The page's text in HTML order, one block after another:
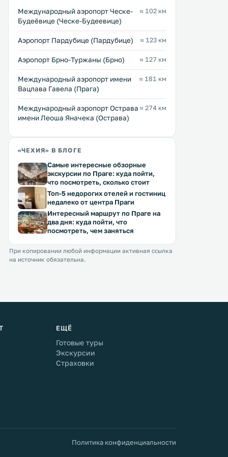
Международный аэропорт Ческе-
Будеёвице (Ческе-Будеевице)
≈ 102 км
Аэропорт Пардубице (Пардубице) ≈ 123 км
Аэропорт Брно-Туржаны (Брно) ≈ 127 км
Международный аэропорт имени
Вацлава Гавела (Прага)
≈ 181 км
Международный аэропорт Острава
имени Леоша Яначека (Острава)
≈ 274 км
«ЧЕХИЯ» В БЛОГЕ
Самые интересные обзорные
экскурсии по Праге: куда пойти,
что посмотреть, сколько стоит
Топ-5 недорогих отелей и гостиниц
недалеко от центра Праги
Интересный маршрут по Праге на
два дня: куда пойти, что
посмотреть, чем заняться
При копировании любой информации активная ссылка
на источник обязательна.
ЕЩЁ
Готовые туры
Экскурсии
Страховки
Политика конфиденциальности